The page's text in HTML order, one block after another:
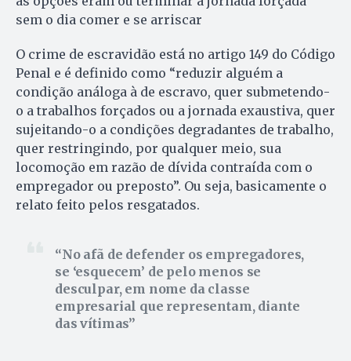
sem o dia comer e se arriscar
O crime de escravidão está no artigo 149 do Código
Penal e é definido como “reduzir alguém a
condição análoga à de escravo, quer submetendo-
o a trabalhos forçados ou a jornada exaustiva, quer
sujeitando-o a condições degradantes de trabalho,
quer restringindo, por qualquer meio, sua
locomoção em razão de dívida contraída com o
empregador ou preposto”. Ou seja, basicamente o
relato feito pelos resgatados.
No afã de defender os empregadores,
se ‘esquecem’ de pelo menos se
desculpar, em nome da classe
empresarial que representam, diante
das vítimas